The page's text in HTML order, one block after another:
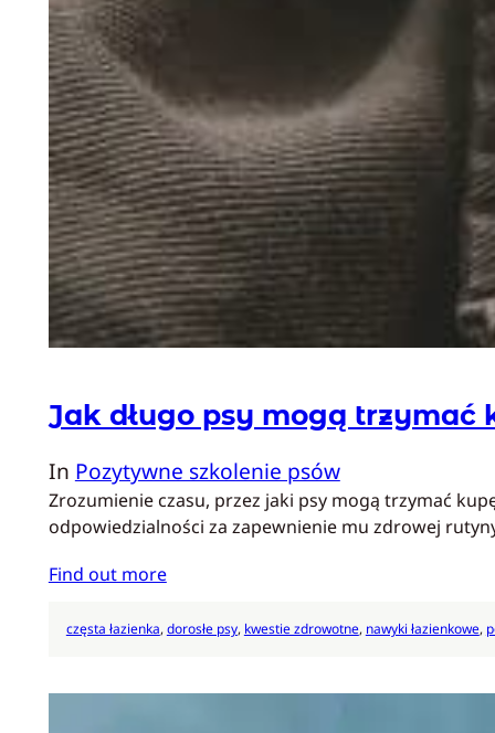
Jak długo psy mogą trzymać
In Pozytywne szkolenie psów
Zrozumienie czasu, przez jaki psy mogą trzymać
odpowiedzialności za zapewnienie mu zdrowej
Find out more
częsta łazienka, dorosłe psy, kwestie zdrowotne, nawyki łazienkowe,